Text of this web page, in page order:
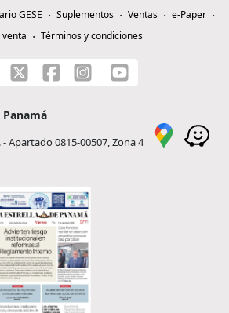
GESE Suplementos Ventas
e-Paper
venta
Términos y condiciones
Apartado 0815-00507, Zona 4